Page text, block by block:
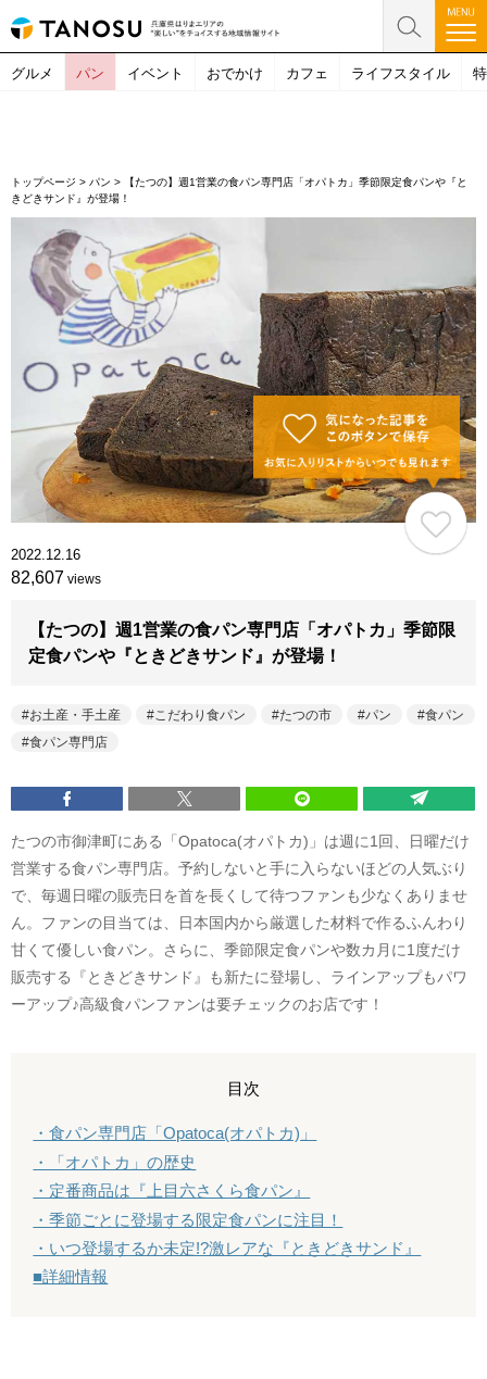
グルメ パン イベント おでかけ カフェ ライフスタイル
トップページ > パン >
【たつの】週1営業の食パン専門店「オパトカ」季節限定食パンや『と
きどきサンド』が登場！
2022.12.16
82,607 views
【たつの】週1営業の食パン専門店「オパトカ」季節限
定食パンや『ときどきサンド』が登場！
お土産・手土産 こだわり食パン たつの市 パン
食パン
食パン専門店
たつの市御津町にある「Opatoca(オパトカ)」は週に1回、日曜だけ
営業する食パン専門店。予約しないと手に入らないほどの人気ぶり
で、毎週日曜の販売日を首を長くして待つファンも少なくありませ
ん。ファンの目当ては、日本国内から厳選した材料で作るふんわり
甘くて優しい食パン。さらに、季節限定食パンや数カ月に1度だけ
販売する『ときどきサンド』も新たに登場し、ラインアップもパワ
ーアップ♪高級食パンファンは要チェックのお店です！
目次
・食パン専門店「Opatoca(オパトカ)」
・「オパトカ」の歴史
・定番商品は『上目六さくら食パン』
・季節ごとに登場する限定食パンに注目！
・いつ登場するか未定!?激レアな『ときどきサンド』
■詳細情報